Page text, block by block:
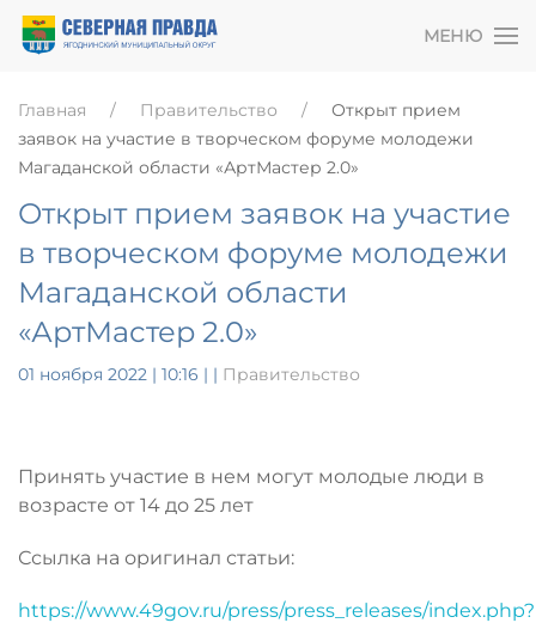
МЕНЮ
Главная Правительство
Открыт прием
заявок на участие в творческом форуме молодежи
Магаданской области «АртМастер 2.0»
Открыт прием заявок на участие
в творческом форуме молодежи
Магаданской области
«АртМастер 2.0»
01 ноября 2022 | 10:16 | | Правительство
Принять участие в нем могут молодые люди в
возрасте от 14 до 25 лет
Ссылка на оригинал статьи:
https://www.49gov.ru/press/press_releases/index.php?